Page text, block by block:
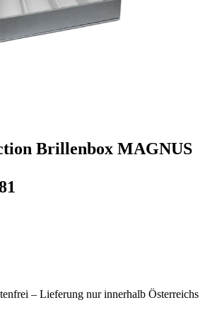
Brillenbox MAGNUS
– Lieferung nur innerhalb Österreichs